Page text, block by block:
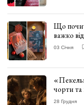
Що
важко
03 Січня
чорти
ВІДГУК
28 Грудня